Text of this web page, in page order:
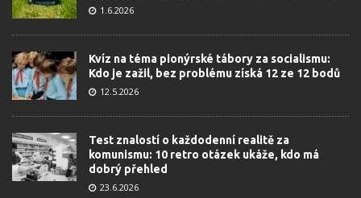
1.6.2026
Kvíz na téma pionýrské tábory za socialismu:
Kdo je zažil, bez problému získá 12 ze 12 bodů
12.5.2026
Test znalostí o každodenní realitě za
komunismu: 10 retro otázek ukáže, kdo má
dobrý přehled
23.6.2026